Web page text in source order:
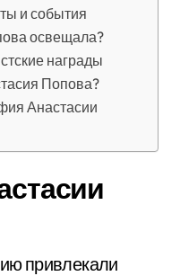
и события
освещала?
награды
Попова?
Анастасии
привлекали